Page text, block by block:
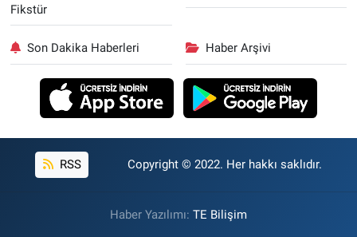
Fikstür
Son Dakika Haberleri Haber Arşivi
RSS Copyright © 2022. Her hakkı saklıdır.
Haber Yazılımı: TE Bilişim